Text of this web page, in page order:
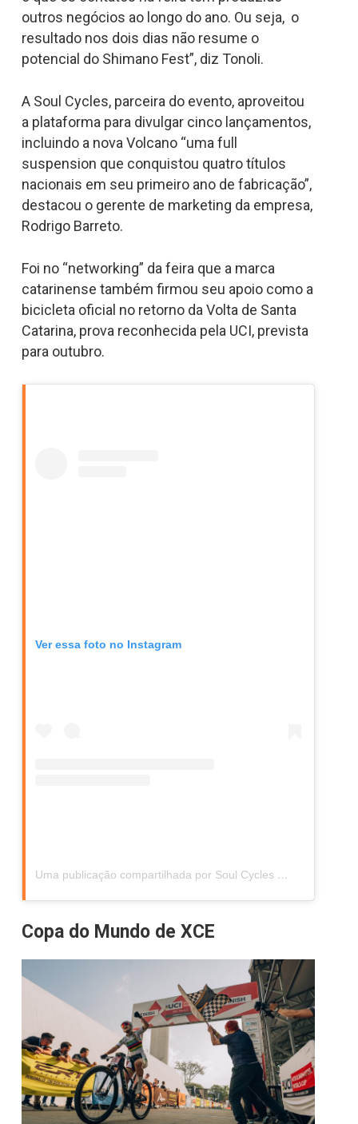
outros negócios ao longo do ano. Ou seja, o
resultado nos dois dias não resume o
potencial do Shimano Fest”, diz Tonoli.
A Soul Cycles, parceira do evento, aproveitou
a plataforma para divulgar cinco lançamentos,
incluindo a nova Volcano “uma full
suspension que conquistou quatro títulos
nacionais em seu primeiro ano de fabricação”,
destacou o gerente de marketing da empresa,
Rodrigo Barreto.
Foi no “networking” da feira que a marca
catarinense também firmou seu apoio como a
bicicleta oficial no retorno da Volta de Santa
Catarina, prova reconhecida pela UCI, prevista
para outubro.
Ver essa foto no Instagram
Uma publicação compartilhada por Soul Cycles
Copa do Mundo de XCE